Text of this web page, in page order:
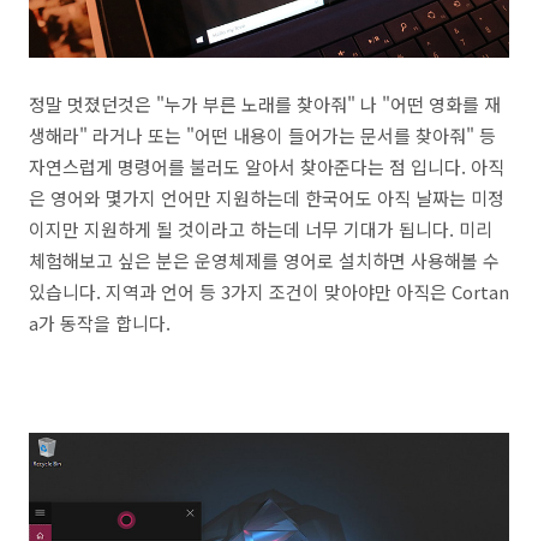
정말 멋졌던것은 "누가 부른 노래를 찾아줘" 나 "어떤 영화를 재
생해라" 라거나 또는 "어떤 내용이 들어가는 문서를 찾아줘" 등
자연스럽게 명령어를 불러도 알아서 찾아준다는 점 입니다. 아직
은 영어와 몇가지 언어만 지원하는데 한국어도 아직 날짜는 미정
이지만 지원하게 될 것이라고 하는데 너무 기대가 됩니다. 미리
체험해보고 싶은 분은 운영체제를 영어로 설치하면 사용해볼 수
있습니다. 지역과 언어 등 3가지 조건이 맞아야만 아직은 Cortan
a가 동작을 합니다.